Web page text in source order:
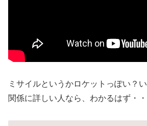
ミサイルというかロケットっぽい？
関係に詳しい人なら、わかるはず・・